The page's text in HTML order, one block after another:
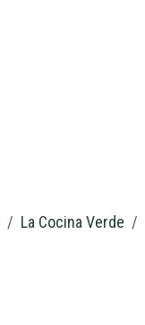
La Cocina Verde